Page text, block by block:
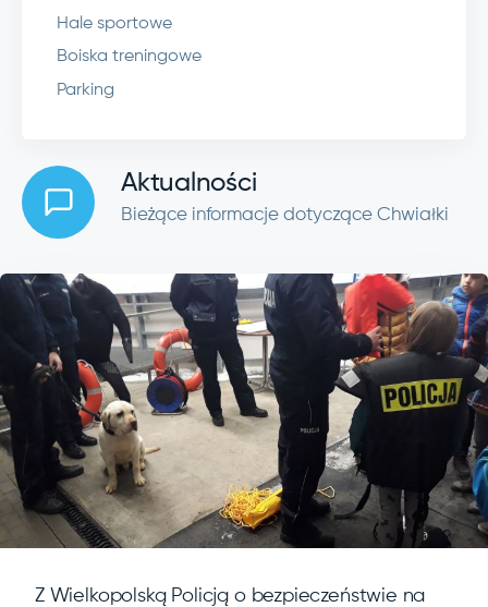
Hale sportowe
Boiska treningowe
Parking
Aktualności
Bieżące informacje dotyczące Chwiałki
Z Wielkopolską Policją o bezpieczeństwie na